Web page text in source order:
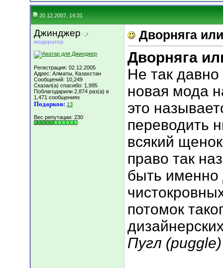
20.12.2007, 14:31
Джинджер
модератор
Регистрация: 02.12.2005
Адрес: Алматы, Казахстан
Сообщений: 10,249
Сказал(а) спасибо: 1,995
Поблагодарили 2,874 раз(а) в
1,471 сообщениях
Подарков: 13
Вес репутации: 230
Дворняга
Дворняга
Не так
новая мода
это
переводить
всякий
право так
быть
потомок
Пугл